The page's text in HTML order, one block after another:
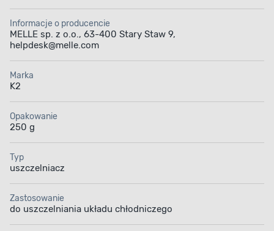
Informacje o producencie
MELLE sp. z o.o., 63-400 Stary Staw 9,
helpdesk@melle.com
Marka
K2
Opakowanie
250 g
Typ
uszczelniacz
Zastosowanie
do uszczelniania układu chłodniczego